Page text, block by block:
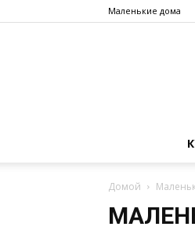
Маленькие дома
Домой